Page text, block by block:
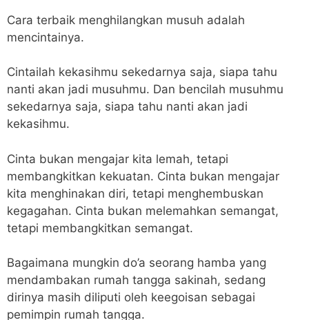
Cara terbaik menghilangkan musuh adalah
mencintainya.
Cintailah kekasihmu sekedarnya saja, siapa tahu
nanti akan jadi musuhmu. Dan bencilah musuhmu
sekedarnya saja, siapa tahu nanti akan jadi
kekasihmu.
Cinta bukan mengajar kita lemah, tetapi
membangkitkan kekuatan. Cinta bukan mengajar
kita menghinakan diri, tetapi menghembuskan
kegagahan. Cinta bukan melemahkan semangat,
tetapi membangkitkan semangat.
Bagaimana mungkin do’a seorang hamba yang
mendambakan rumah tangga sakinah, sedang
dirinya masih diliputi oleh keegoisan sebagai
pemimpin rumah tangga.